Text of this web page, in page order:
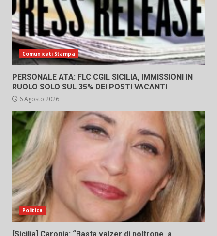
Comunicati Stampa
PERSONALE ATA: FLC CGIL SICILIA, IMMISSIONI IN
RUOLO SOLO SUL 35% DEI POSTI VACANTI
6 Agosto 2026
Politica
[Sicilia] Caronia: “Basta valzer di poltrone, a